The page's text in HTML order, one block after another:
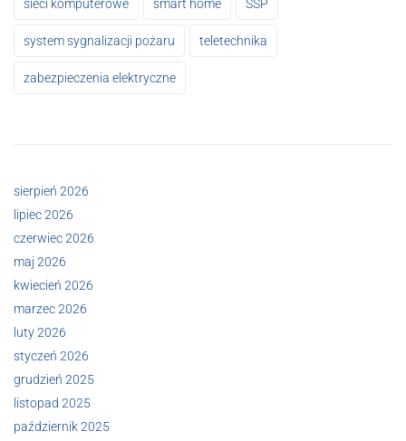
sieci komputerowe smart home SSP
system sygnalizacji pożaru teletechnika
zabezpieczenia elektryczne
sierpień 2026
lipiec 2026
czerwiec 2026
maj 2026
kwiecień 2026
marzec 2026
luty 2026
styczeń 2026
grudzień 2025
listopad 2025
październik 2025